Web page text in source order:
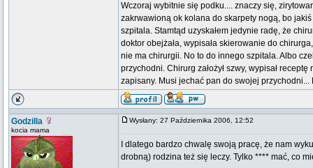
Wczoraj wybitnie się podku.... znaczy się,
zakrwawioną ok kolana do skarpety nogą, bo
szpitala. Stamtąd uzyskałem jedynie radę, że
doktor obejżała, wypisała skierowanie do
nie ma chirurgii. No to do innego szpitala. Albo
przychodni. Chirurg założył szwy, wypisał
zapisany. Musi jechać pan do swojej przychodni...
Godzilla
kocia mama
Wysłany: 27 Października 2006, 12:52
I dlatego bardzo chwalę swoją pracę, że nam
drobną) rodzina też się leczy. Tylko **** mać, co